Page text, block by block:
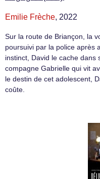
Emilie Frèche, 2022
Sur la route de Briançon, la
poursuivi par la police après
instinct, David le cache dans
compagne Gabrielle qui vit
le destin de cet adolescent,
coûte.